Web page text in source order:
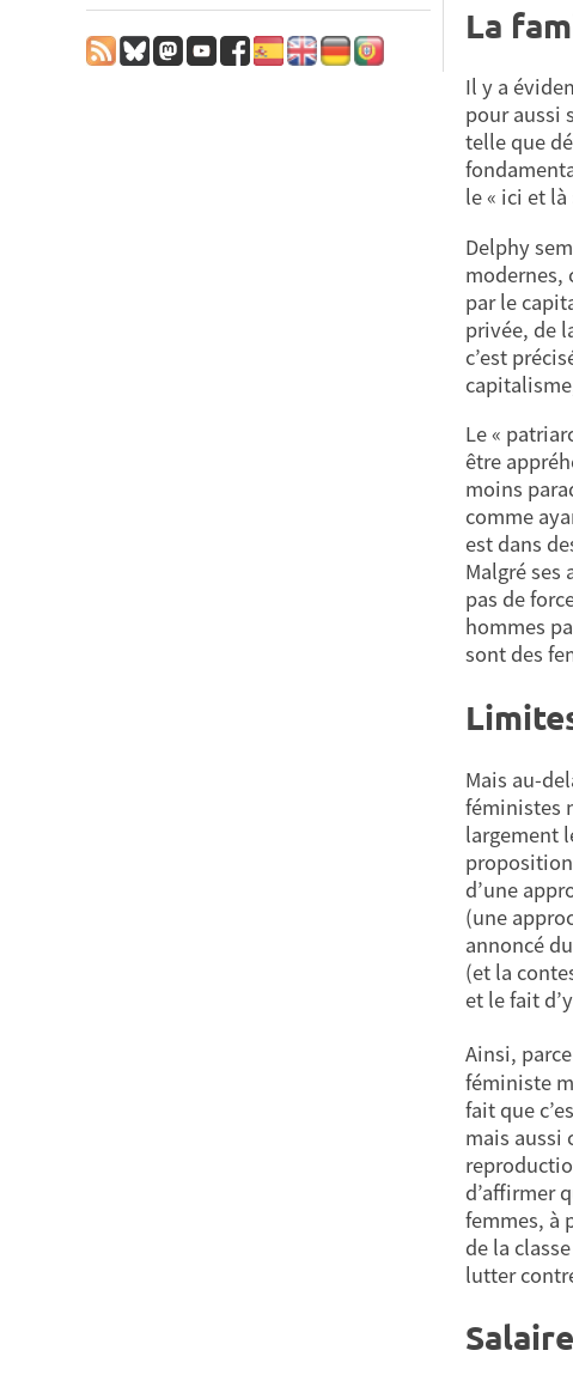
La
Il y a
pour aussi
telle que
le « ici et
Delphy
modernes,
par le
privée, de
c’est
Le «
être
moins
comme
est dans
Malgré
pas de
hommes
sont des
Mais au-
féministes
largement
d’une
(une
annoncé
(et la
et le fait
Ainsi,
féministe
fait que
mais aussi
d’affirmer
femmes, à
de la
lutter